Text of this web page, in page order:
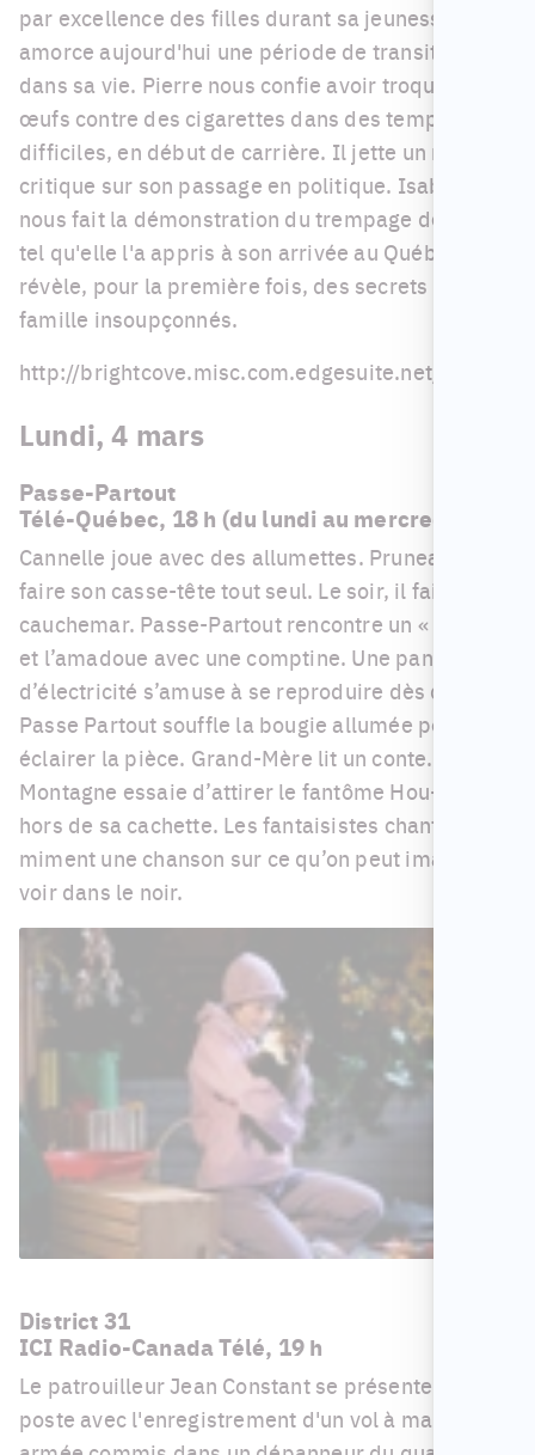
par excellence des filles durant sa jeunesse. Il
amorce aujourd'hui une période de transition
dans sa vie. Pierre nous confie avoir troqué des
œufs contre des cigarettes dans des temps
difficiles, en début de carrière. Il jette un regard
critique sur son passage en politique. Isabelle
nous fait la démonstration du trempage de biscuit
tel qu'elle l'a appris à son arrivée au Québec et
révèle, pour la première fois, des secrets de
famille insoupçonnés.
http://brightcove.misc.com.edgesuite.net/
Lundi, 4 mars
Passe-Partout
Télé-Québec, 18 h (du lundi au mercredi)
Cannelle joue avec des allumettes. Pruneau veut
faire son casse-tête tout seul. Le soir, il fait un
cauchemar. Passe-Partout rencontre un « tigre »
et l’amadoue avec une comptine. Une panne
d’électricité s’amuse à se reproduire dès que
Passe Partout souffle la bougie allumée pour
éclairer la pièce. Grand-Mère lit un conte. Passe-
Montagne essaie d’attirer le fantôme Hou-Hou
hors de sa cachette. Les fantaisistes chantent et
miment une chanson sur ce qu’on peut imaginer
voir dans le noir.
District 31
ICI Radio-Canada Télé, 19 h
Le patrouilleur Jean Constant se présente au
poste avec l'enregistrement d'un vol à main